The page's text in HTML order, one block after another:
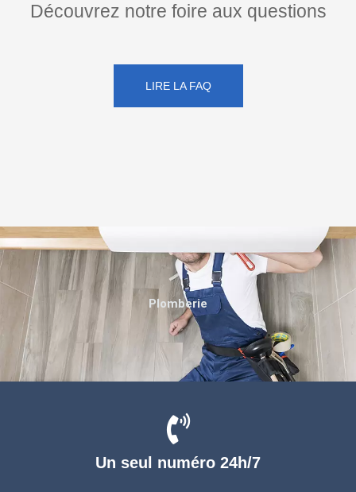
Découvrez notre foire aux questions
LIRE LA FAQ
Un seul numéro 24h/7
Plomberie